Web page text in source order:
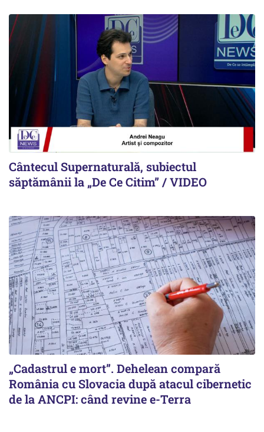
Cântecul Supernaturală, subiectul
săptămânii la „De Ce Citim” / VIDEO
„Cadastrul e mort”. Dehelean compară
România cu Slovacia după atacul cibernetic
de la ANCPI: când revine e-Terra